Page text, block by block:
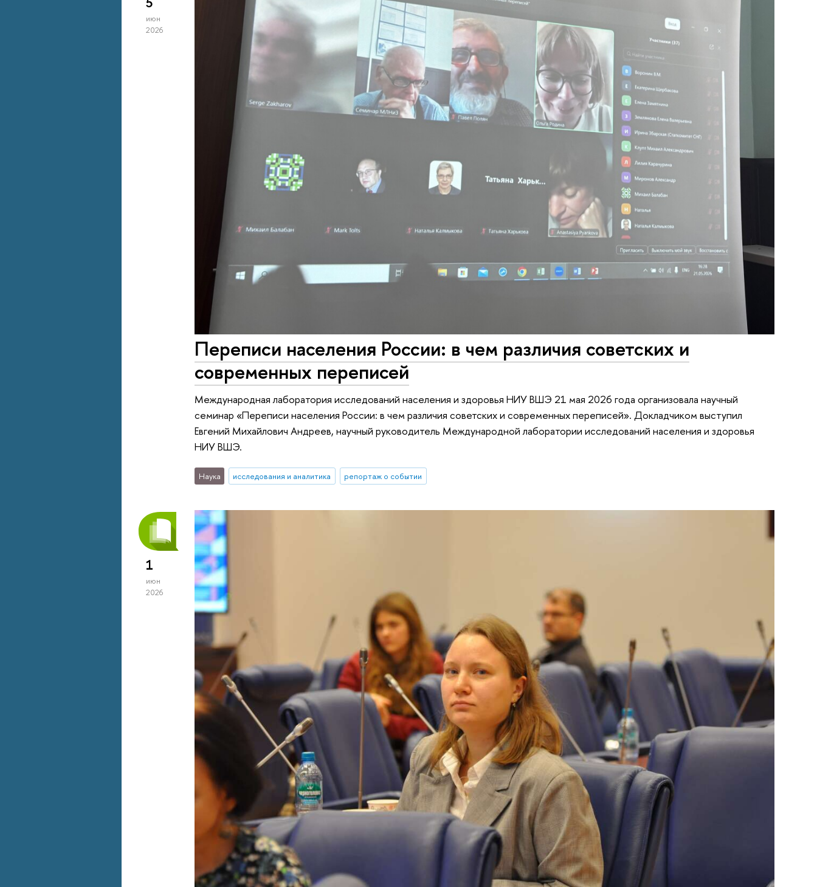
июн
2026
Переписи населения России: в чем различия советских и
современных переписей
Международная лаборатория исследований населения и здоровья НИУ ВШЭ 21 мая 2026 года организовала научный
семинар «Переписи населения России: в чем различия советских и современных переписей». Докладчиком выступил
Евгений Михайлович Андреев, научный руководитель Международной лаборатории исследований населения и здоровья
НИУ ВШЭ.
Наука исследования и аналитика репортаж о событии
1
июн
2026